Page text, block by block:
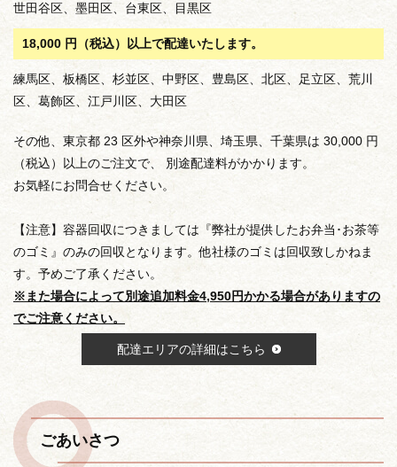
世田谷区、墨田区、台東区、目黒区
18,000 円（税込）以上で配達いたします。
練馬区、板橋区、杉並区、中野区、豊島区、北区、足立区、荒川
区、葛飾区、江戸川区、大田区
その他、東京都 23 区外や神奈川県、埼玉県、千葉県は 30,000 円
（税込）以上のご注文で、 別途配達料がかかります。
お気軽にお問合せください。
【注意】容器回収につきましては『弊社が提供したお弁当･お茶等
のゴミ』のみの回収となります。他社様のゴミは回収致しかねま
す。予めご了承ください。
※また場合によって別途追加料金4,950円かかる場合がありますの
でご注意ください。
配達エリアの詳細はこちら
ごあいさつ